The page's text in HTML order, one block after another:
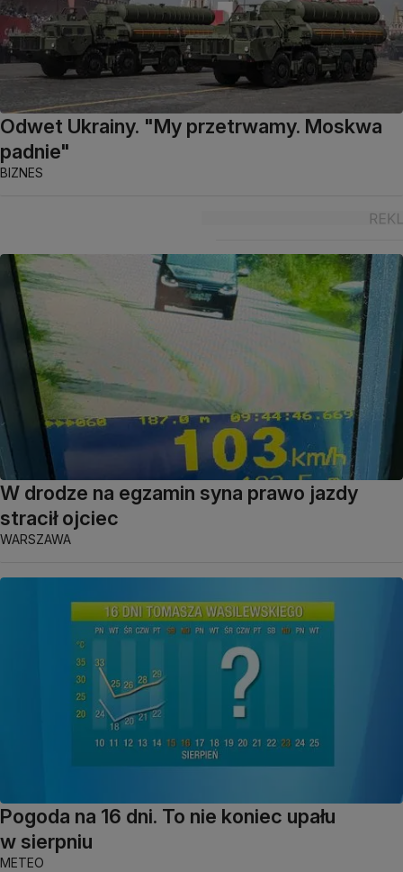
Odwet Ukrainy. "My przetrwamy. Moskwa
padnie"
BIZNES
W drodze na egzamin syna prawo jazdy
stracił ojciec
WARSZAWA
Pogoda na 16 dni. To nie koniec upału
w sierpniu
METEO